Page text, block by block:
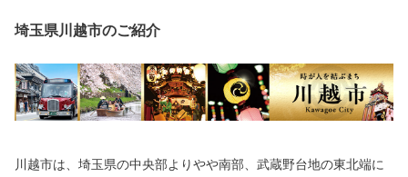
埼玉県川越市のご紹介
川越市は、埼玉県の中央部よりやや南部、武蔵野台地の東北端に